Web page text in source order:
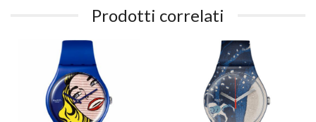
Prodotti correlati